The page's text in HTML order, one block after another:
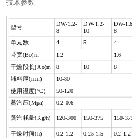
技术参数
型号
DW-1.2-
8
DW-1.2-
10
DW-
8
单元数 4 5 4
带宽(Bo)m 1.2 1.6
干燥段长(Ao)m 8 10 8
铺料厚(mm)
10-80
使用温度(°C) 50-120
蒸汽压(Mpa) 0.2-0.6
蒸汽耗量(Kg/h) 120-300 150-375 150-
干燥时间(h) 0.2-1.2 0.25-1.5 0.2-1.2